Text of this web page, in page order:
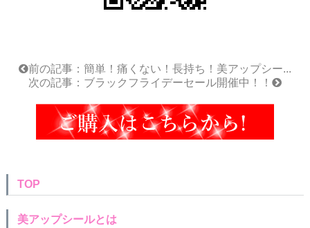
前の記事：簡単！痛くない！長持ち！美アップシー...
次の記事：ブラックフライデーセール開催中！！
TOP
美アップシールとは